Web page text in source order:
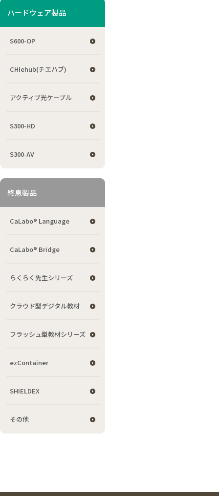
ハードウェア製品
S600-OP
CHIehub(チエハブ)
アクティブ光ケーブル
S300-HD
S300-AV
終息製品
CaLabo® Language
CaLabo® Bridge
らくらく先生シリーズ
クラウド型デジタル教材
フラッシュ型教材シリーズ
ezContainer
SHIELDEX
その他